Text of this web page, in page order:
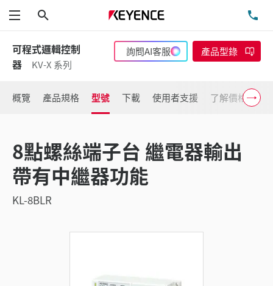
功能表
可程式邏輯控制
器
KV-X 系列
詢問AI客服 產品型錄
概覽 產品規格 型號 下載 使用者支援 了解價格
8點螺絲端子台 繼電器輸出
帶有中繼器功能
KL-8BLR